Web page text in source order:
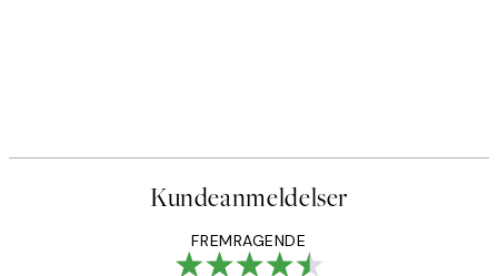
Kundeanmeldelser
FREMRAGENDE